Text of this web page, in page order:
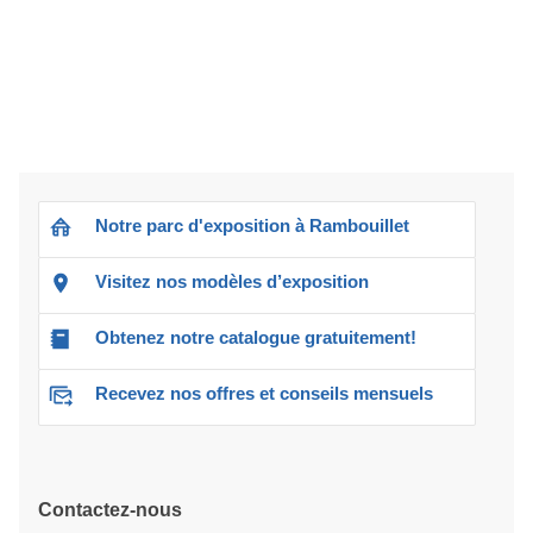
Notre parc d'exposition à Rambouillet
Visitez nos modèles d’exposition
Obtenez notre catalogue gratuitement!
Recevez nos offres et conseils mensuels
Contactez-nous